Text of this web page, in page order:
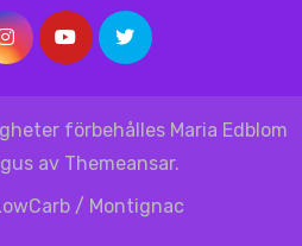
förbehålles Maria Edblom
av Themeansar.
/ Montignac